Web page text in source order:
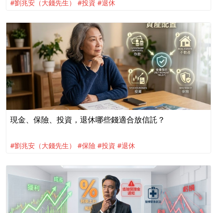
#劉兆安（大錢先生） #投資 #退休
現金、保險、投資，退休哪些錢適合放信託？
#劉兆安（大錢先生） #保險 #投資 #退休